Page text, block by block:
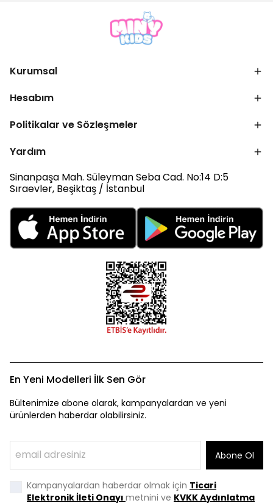
Kurumsal
Hesabım
Politikalar ve Sözleşmeler
Yardım
Sinanpaşa Mah. Süleyman Seba Cad. No:14 D:5
Sıraevler, Beşiktaş / İstanbul
En Yeni Modelleri İlk Sen Gör
Bültenimize abone olarak, kampanyalardan ve yeni
ürünlerden haberdar olabilirsiniz.
Abone Ol
Kampanyalardan haberdar olmak için Ticari
Elektronik İleti Onayı metnini ve KVKK Aydınlatma